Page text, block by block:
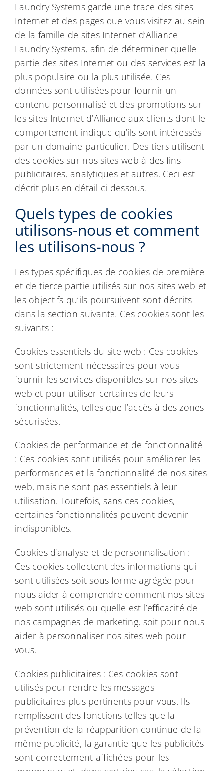
Laundry Systems garde une trace des sites
Internet et des pages que vous visitez au sein
de la famille de sites Internet d’Alliance
Laundry Systems, afin de déterminer quelle
partie des sites Internet ou des services est la
plus populaire ou la plus utilisée. Ces
données sont utilisées pour fournir un
contenu personnalisé et des promotions sur
les sites Internet d’Alliance aux clients dont le
comportement indique qu’ils sont intéressés
par un domaine particulier. Des tiers utilisent
des cookies sur nos sites web à des fins
publicitaires, analytiques et autres. Ceci est
décrit plus en détail ci-dessous.
Quels types de cookies
utilisons-nous et comment
les utilisons-nous ?
Les types spécifiques de cookies de première
et de tierce partie utilisés sur nos sites web et
les objectifs qu’ils poursuivent sont décrits
dans la section suivante. Ces cookies sont les
suivants :
Cookies essentiels du site web : Ces cookies
sont strictement nécessaires pour vous
fournir les services disponibles sur nos sites
web et pour utiliser certaines de leurs
fonctionnalités, telles que l’accès à des zones
sécurisées.
Cookies de performance et de fonctionnalité
: Ces cookies sont utilisés pour améliorer les
performances et la fonctionnalité de nos sites
web, mais ne sont pas essentiels à leur
utilisation. Toutefois, sans ces cookies,
certaines fonctionnalités peuvent devenir
indisponibles.
Cookies d’analyse et de personnalisation :
Ces cookies collectent des informations qui
sont utilisées soit sous forme agrégée pour
nous aider à comprendre comment nos sites
web sont utilisés ou quelle est l’efficacité de
nos campagnes de marketing, soit pour nous
aider à personnaliser nos sites web pour
vous.
Cookies publicitaires : Ces cookies sont
utilisés pour rendre les messages
publicitaires plus pertinents pour vous. Ils
remplissent des fonctions telles que la
prévention de la réapparition continue de la
même publicité, la garantie que les publicités
sont correctement affichées pour les